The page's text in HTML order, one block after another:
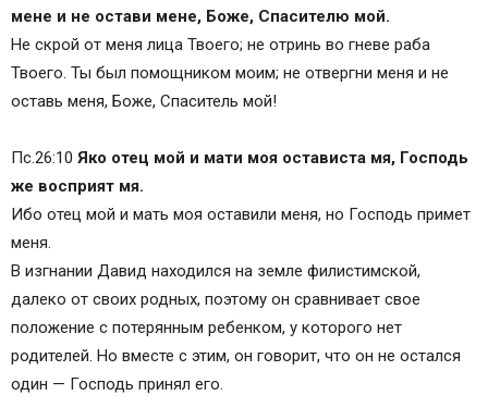
мене и не остави мене, Боже, Спасителю мой.
Не скрой от меня лица Твоего; не отринь во гневе раба
Твоего. Ты был помощником моим; не отвергни меня и не
оставь меня, Боже, Спаситель мой!
Пс.26:10 Яко отец мой и мати моя остависта мя, Господь
же восприят мя.
Ибо отец мой и мать моя оставили меня, но Господь примет
меня.
В изгнании Давид находился на земле филистимской,
далеко от своих родных, поэтому он сравнивает свое
положение с потерянным ребенком, у которого нет
родителей. Но вместе с этим, он говорит, что он не остался
один — Господь принял его.